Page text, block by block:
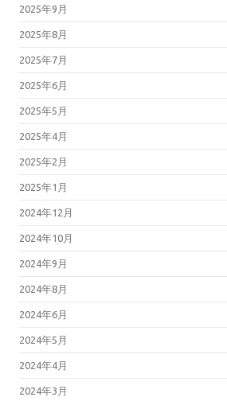
2025年9月
2025年8月
2025年7月
2025年6月
2025年5月
2025年4月
2025年2月
2025年1月
2024年12月
2024年10月
2024年9月
2024年8月
2024年6月
2024年5月
2024年4月
2024年3月